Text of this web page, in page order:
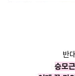
반
승모